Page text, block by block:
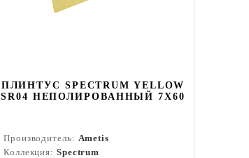
ПЛИНТУС SPECTRUM YELLOW
SR04 НЕПОЛИРОВАННЫЙ 7X60
Производитель: Ametis
Коллекция: Spectrum